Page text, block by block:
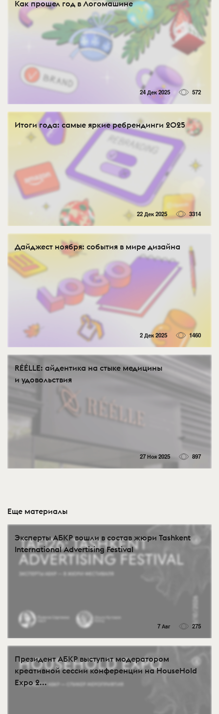
Как прошел год в Логомашине
24 Дек 2025 572
Итоги года: самые яркие ребрендинги 2025
22 Дек 2025 3314
Дайджест ноября: события в мире дизайна
2 Дек 2025 1460
RÉÉLLE: айдентика на стыке медицины
и удовольствия
27 Ноя 2025 897
Еще материалы
Эксперты АБКР вошли в состав жюри Tashkent
International Advertising Festival
7 Авг 275
Президент АБКР выступит модератором
креативной сессии конференции на HouseHold
Expo 2...